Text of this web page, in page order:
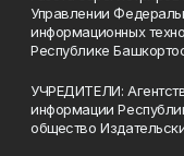
Управлении
информационных
Республике
УЧРЕДИТЕЛИ:
информации
общество